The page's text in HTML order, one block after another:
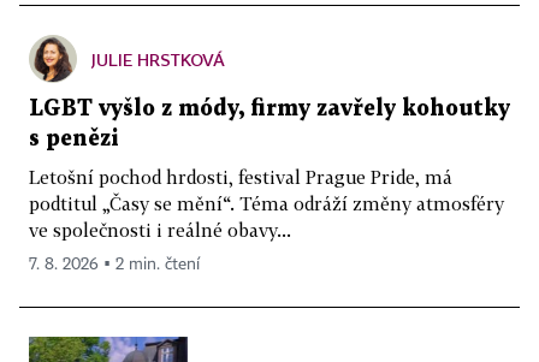
JULIE HRSTKOVÁ
LGBT vyšlo z módy, firmy zavřely kohoutky
s penězi
Letošní pochod hrdosti, festival Prague Pride, má
podtitul „Časy se mění“. Téma odráží změny atmosféry
ve společnosti i reálné obavy...
7. 8. 2026 ▪ 2 min. čtení